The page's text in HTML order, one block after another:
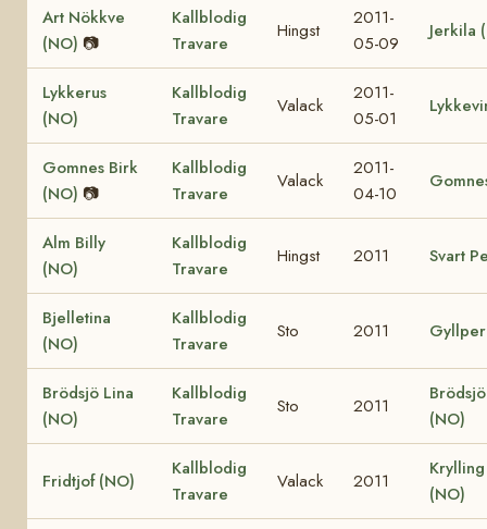
Art Nökkve
(NO) 📷
Kallblodig
Travare
Hingst
2011-
05-09
Jerkila
Lykkerus
(NO)
Kallblodig
Travare
Valack
2011-
05-01
Gomnes Birk
(NO) 📷
Kallblodig
Travare
Valack
2011-
04-10
Alm Billy
(NO)
Kallblodig
Travare
Hingst 2011 Svart
Bjelletina
(NO)
Kallblodig
Travare
Sto 2011
Brödsjö Lina
(NO)
Kallblodig
Travare
Sto 2011
(NO)
Fridtjof (NO)
Kallblodig
Travare
Valack 2011
(NO)